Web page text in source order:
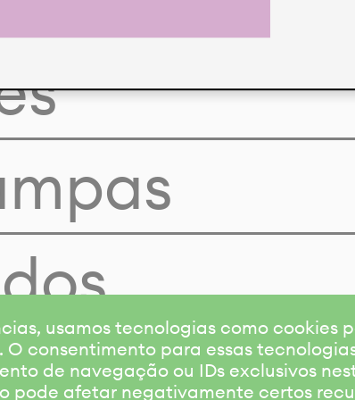
usamos tecnologias como cookies
consentimento para essas
de navegação ou IDs exclusivos
pode afetar negativamente certos